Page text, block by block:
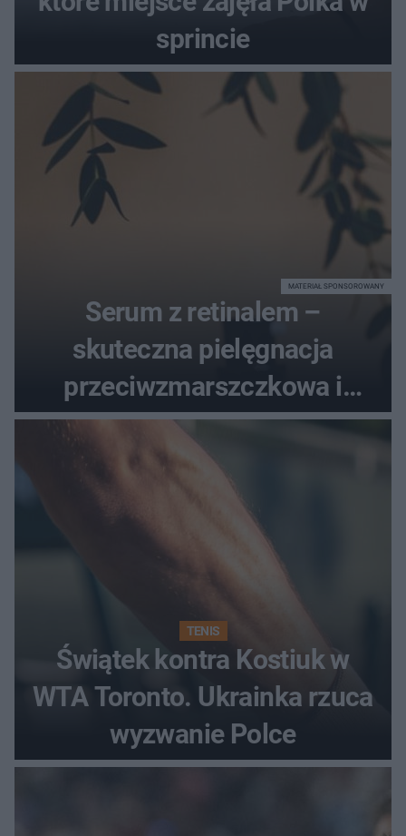
sprincie
Serum z retinalem –
skuteczna pielęgnacja
przeciwzmarszczkowa i
regenerująca
MATERIAŁ SPONSOROWANY
TENIS
Świątek kontra Kostiuk w
WTA Toronto. Ukrainka rzuca
wyzwanie Polce